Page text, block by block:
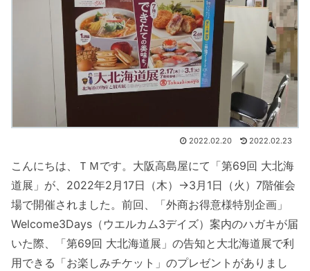
2022.02.20 2022.02.23
こんにちは、ＴＭです。大阪高島屋にて「第69回 大北海
道展」が、2022年2月17日（木）→3月1日（火）7階催会
場で開催されました。前回、「外商お得意様特別企画」
Welcome3Days（ウエルカム3デイズ）案内のハガキが届
いた際、「第69回 大北海道展」の告知と大北海道展で利
用できる「お楽しみチケット」のプレゼントがありまし